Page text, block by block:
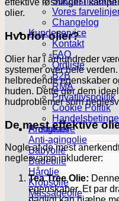
Vores
Changelog
Kundeservice
Kontakt
FAQ
Ordliste
B2B
RMA
Privatlivspolitik
Cookie Politik
Produkter
Ansigtsolie
Anti-agingolie
Babyolie
Badeolie
Hårolie
Kropsolie
Massageolie
effektive løsninger i
olier.
Hvorfor olier?
Olier har i århundreder
systemer over hele
helbredende egenskaber
huden. Dette gør dem
hudproblemer som
De mest effektive
Nogle af de mest
neglesvamp inkluderer:
Tea Tree Olie:
egenskaber. Et par